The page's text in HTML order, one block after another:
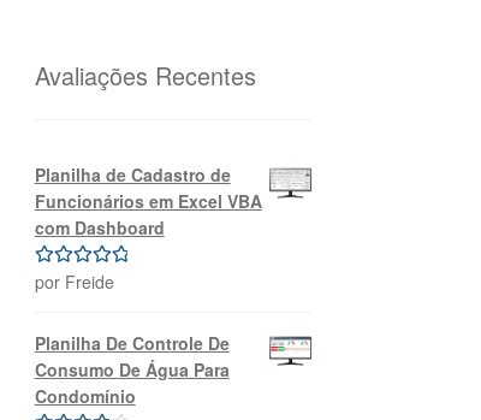
R$69,99.R$39,99.
Avaliações Recentes
Planilha de Cadastro de
Funcionários em Excel VBA
com Dashboard
Avaliação5
por Freide
Planilha De Controle De
Consumo De Água Para
Condomínio